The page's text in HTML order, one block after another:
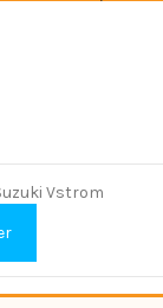
Vstrom